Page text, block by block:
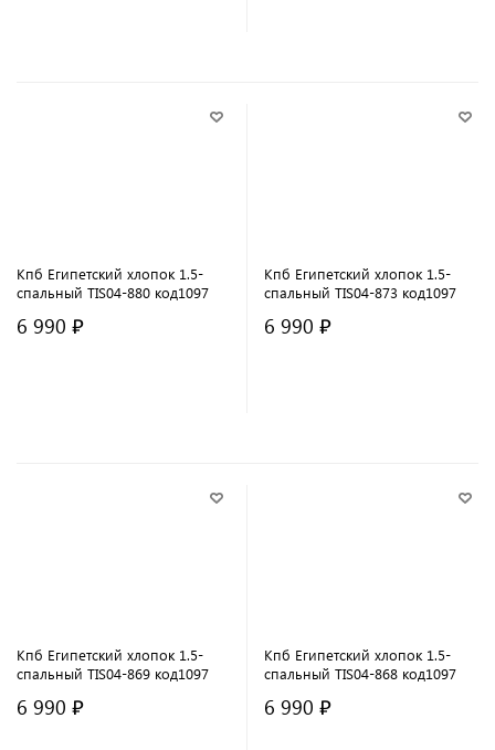
Кпб Египетский хлопок 1.5-
спальный TIS04-880 код1097
6 990 ₽
Кпб Египетский хлопок 1.5-
спальный TIS04-873 код1097
6 990 ₽
Кпб Египетский хлопок 1.5-
спальный TIS04-869 код1097
6 990 ₽
Кпб Египетский хлопок 1.5-
спальный TIS04-868 код1097
6 990 ₽